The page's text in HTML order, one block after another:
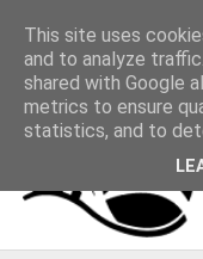
This site uses
and to analyze
shared with Google
metrics to ensure
statistics, and to